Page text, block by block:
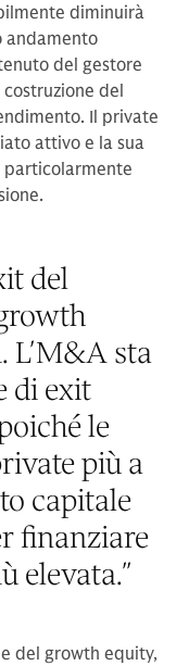
diminuirà
andamento
del gestore
del
Il private
attivo e la sua
particolarmente
del
L’M&A sta
di exit
le
più a
capitale
finanziare
elevata.”
del growth equity,